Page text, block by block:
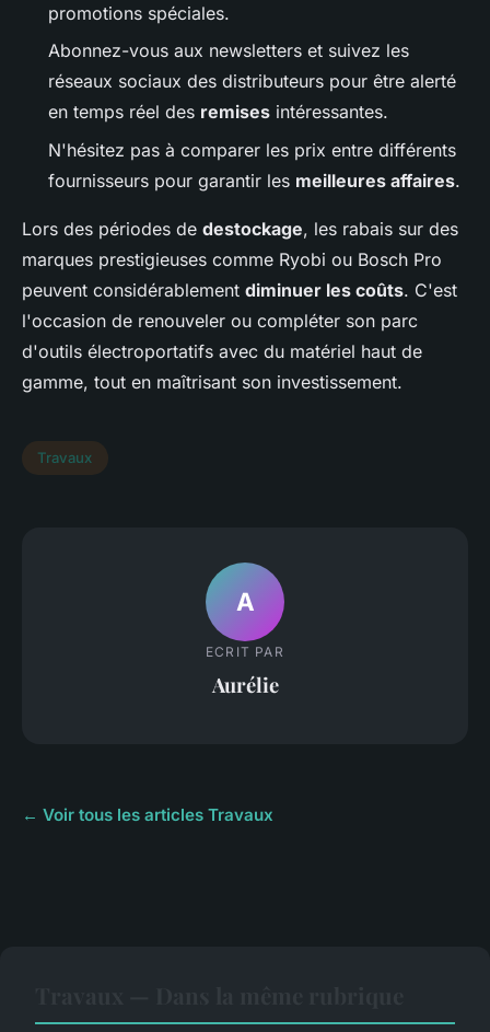
promotions spéciales.
Abonnez-vous aux newsletters et suivez les
réseaux sociaux des distributeurs pour être alerté
en temps réel des remises intéressantes.
N'hésitez pas à comparer les prix entre différents
fournisseurs pour garantir les meilleures affaires.
Lors des périodes de destockage, les rabais sur des
marques prestigieuses comme Ryobi ou Bosch Pro
peuvent considérablement diminuer les coûts. C'est
l'occasion de renouveler ou compléter son parc
d'outils électroportatifs avec du matériel haut de
gamme, tout en maîtrisant son investissement.
Travaux
A
ECRIT PAR
Aurélie
← Voir tous les articles Travaux